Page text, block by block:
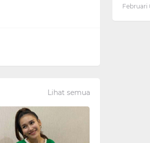
Lihat semua
Februari